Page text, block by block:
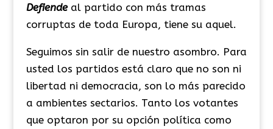
Defiendeal partido con más tramas
corruptas de toda Europa, tiene su aquel.
Seguimos sin salir de nuestro asombro. Para
usted los partidos está claro que no son ni
libertad ni democracia, son lo más parecido
a ambientes sectarios. Tanto los votantes
que optaron por su opción política como